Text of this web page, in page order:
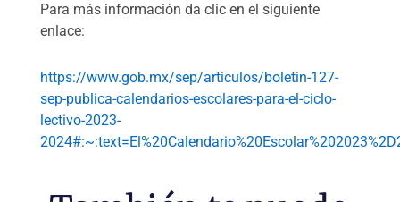
Para más información da clic en el siguiente
enlace:
https://www.gob.mx/sep/articulos/boletin-127-
sep-publica-calendarios-escolares-para-el-ciclo-
lectivo-2023-